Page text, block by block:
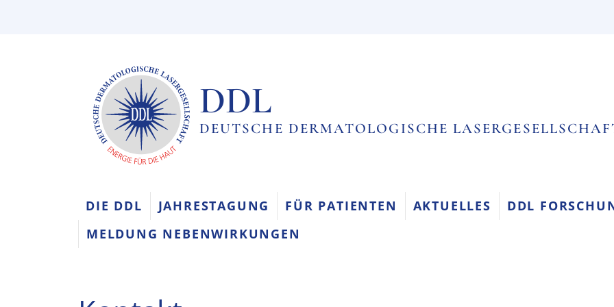
DDL
DEUTSCHE DERMATOLOGISCHE
DIE DDL JAHRESTAGUNG FÜR PATIENTEN AKTUELLES
DDL
MELDUNG NEBENWIRKUNGEN